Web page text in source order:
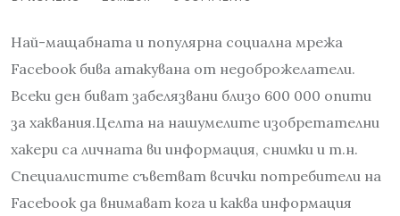
Най-мащабната и популярна социална мрежа
Facebook бива атакувана от недоброжелатели.
Всеки ден биват забелязвани близо 600 000 опити
за хаквания.Целта на нашумелите изобретателни
хакери са личната ви информация, снимки и т.н.
Специалистите съветват всички потребители на
Facebook да внимават кога и каква информация